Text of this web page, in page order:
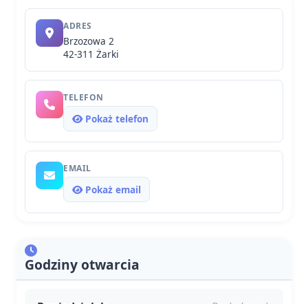
ADRES
Brzozowa 2
42-311 Żarki
TELEFON
Pokaż telefon
EMAIL
Pokaż email
Godziny otwarcia